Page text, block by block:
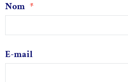
Nom
E-mail